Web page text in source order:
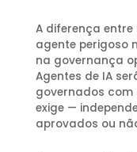
A diferença
agente perigoso
na governança
Agentes de IA
governados
exige —
aprovados ou